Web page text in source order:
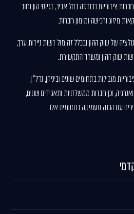
ציבוריות בבורסה בתל אביב, בגיוסי הון וחוב
מיזוג ורכישה ומימון חברות.
של שוק ההון ובכלל זה מול רשות ניירות ערך,
שוק ההון ומשרד התקשורת.
מובילות בתחומים שונים וביניהן, נדל"ן,
וכן חברות ממשלתיות ותאגידים שונים,
עם הבנה מעמיקה בתחומים אלו.